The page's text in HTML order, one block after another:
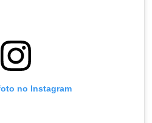
no Instagram